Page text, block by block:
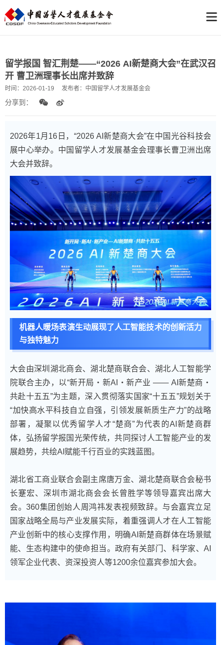
留学报国 智汇荆楚——“2026 AI新楚商大会”在武汉召
开 曹卫洲理事长出席并致辞
时间： 2026-01-19 发布者： 中国留学人才发展基金会
分享到：
2026年1月16日，“2026 AI新楚商大会”在中国光谷科技会
展中心举办。中国留学人才发展基金会理事长曹卫洲出席
大会并致辞。
机器人暖场表演生动展现了人工智能技术的创新活力
与独特魅力
大会由深圳湖北商会、湖北楚商联合会、湖北人工智能学
院联合主办，以“新开局・新AI・新产业 —— AI新楚商・
共赴十五五”为主题，深入贯彻落实国家“十五五”规划关于
“加快高水平科技自立自强，引领发展新质生产力”的战略
部署，凝聚以优秀留学人才“楚商”为代表的AI新楚商群
体，弘扬留学报国光荣传统，共同探讨人工智能产业的发
展趋势，共绘AI赋能千行百业的实践蓝图。
湖北省工商业联合会副主席唐万金、湖北楚商联合会秘书
长蹇宏、深圳市湖北商会会长曾胜学等领导嘉宾出席大
会。360集团创始人周鸿祎发表视频致辞。与会嘉宾立足
国家战略全局与产业发展实际，着重强调人才在人工智能
产业创新中的核心支撑作用，明确AI新楚商群体在场景赋
能、生态构建中的使命担当。政府有关部门、科学家、AI
领军企业代表、资深投资人等1200余位嘉宾参加大会。